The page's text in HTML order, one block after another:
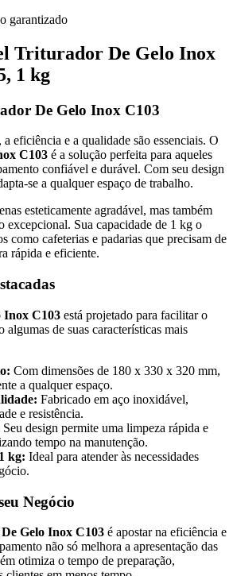
garantizado
Triturador De Gelo Inox
1 kg
De Gelo Inox C103
eficiência e a qualidade são essenciais. O
C103 é a solução perfeita para aqueles
confiável e durável. Com seu design
se a qualquer espaço de trabalho.
esteticamente agradável, mas também
excepcional. Sua capacidade de 1 kg o
como cafeterias e padarias que precisam de
rápida e eficiente.
C103 está projetado para facilitar o
algumas de suas características mais
Com dimensões de 180 x 330 x 320 mm,
a qualquer espaço.
Fabricado em aço inoxidável,
e resistência.
Seu design permite uma limpeza rápida e
tempo na manutenção.
kg: Ideal para atender às necessidades
Negócio
Gelo Inox C103 é apostar na eficiência e
não só melhora a apresentação das
otimiza o tempo de preparação,